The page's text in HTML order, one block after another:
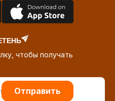
чтобы получать
Отправить